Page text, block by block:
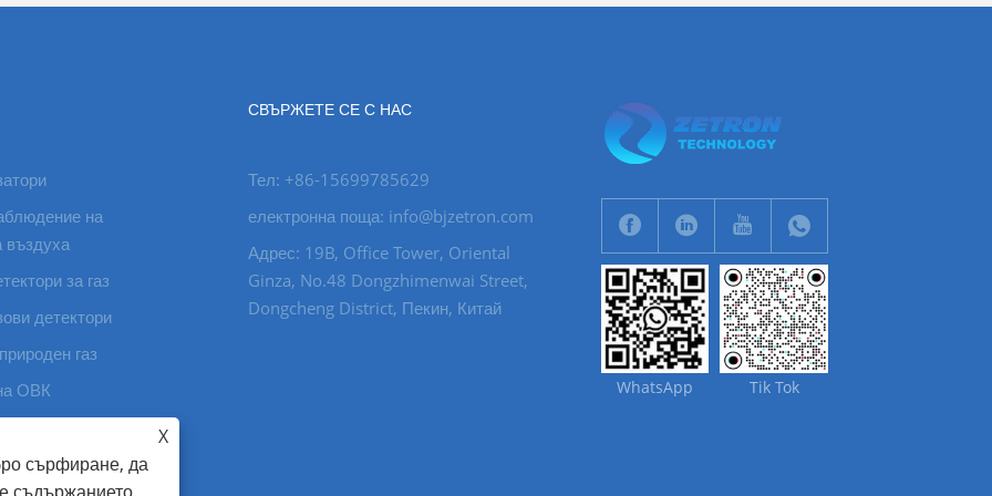
на
въздуха
за газ
детектори
газ
ОВК
СВЪРЖЕТЕ СЕ С НАС
Тел: +86-15699785629
електронна поща: info@bjzetron.com
Адрес: 19B, Office Tower, Oriental
Ginza, No.48 Dongzhimenwai Street,
Dongcheng District, Пекин, Китай
WhatsApp Tik Tok
X
сърфиране, да